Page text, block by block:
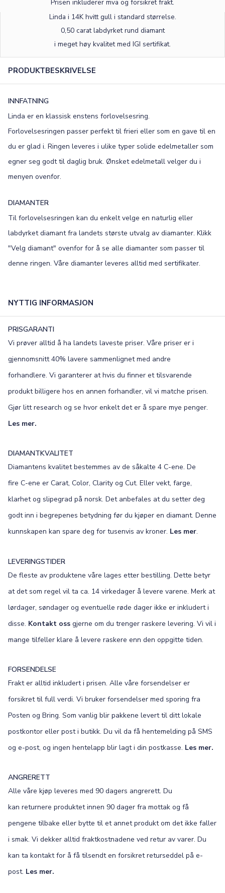
TEKST
0/15
Script MT Corinthia
Prisen inkluderer mva og forsikret frakt.
Linda i 14K hvitt gulli standard størrelse.
0,50 carat labdyrket rund diamant
i meget høy kvalitet med IGI sertifikat.
PRODUKTBESKRIVELSE
INNFATNING
Linda er en klassisk enstens forlovelsesring.
Forlovelsesringen passer perfekt til frieri eller som en gave til en
du er glad i. Ringen leveres i ulike typer solide edelmetaller som
egner seg godt til daglig bruk. Ønsket edelmetall velger du i
menyen ovenfor.
DIAMANTER
Til forlovelsesringen kan du enkelt velge en naturlig eller
labdyrket diamant fra landets største utvalg av diamanter. Klikk
"Velg diamant" ovenfor for å se alle diamanter som passer til
denne ringen. Våre diamanter leveres alltid med sertifikater.
NYTTIG INFORMASJON
PRISGARANTI
Vi prøver alltid å ha landets laveste priser. Våre priser er i
gjennomsnitt 40% lavere sammenlignet med andre
forhandlere. Vi garanterer at hvis du finner et tilsvarende
produkt billigere hos en annen forhandler, vil vi matche prisen.
Gjør litt research og se hvor enkelt det er å spare mye penger.
Les mer.
DIAMANTKVALITET
Diamantens kvalitet bestemmes av de såkalte 4 C-ene. De
fire C-ene er Carat, Color, Clarity og Cut. Eller vekt, farge,
klarhet og slipegrad på norsk. Det anbefales at du setter deg
godt inn i begrepenes betydning før du kjøper en diamant. Denne
kunnskapen kan spare deg for tusenvis av kroner. Les mer.
LEVERINGSTIDER
De fleste av produktene våre lages etter bestilling. Dette betyr
at det som regel vil ta ca. 14 virkedager å levere varene. Merk at
lørdager, søndager og eventuelle røde dager ikke er inkludert i
disse. Kontakt oss gjerne om du trenger raskere levering. Vi vil i
mange tilfeller klare å levere raskere enn den oppgitte tiden.
FORSENDELSE
Frakt er alltid inkludert i prisen. Alle våre forsendelser er
forsikret til full verdi. Vi bruker forsendelser med sporing fra
Posten og Bring. Som vanlig blir pakkene levert til ditt lokale
postkontor eller post i butikk. Du vil da få hentemelding på SMS
og e-post, og ingen hentelapp blir lagt i din postkasse. Les mer.
ANGRERETT
Alle våre kjøp leveres med 90 dagers angrerett. Du
kan returnere produktet innen 90 dager fra mottak og få
pengene tilbake eller bytte til et annet produkt om det ikke faller
i smak. Vi dekker alltid fraktkostnadene ved retur av varer. Du
kan ta kontakt for å få tilsendt en forsikret returseddel på e-
post. Les mer.